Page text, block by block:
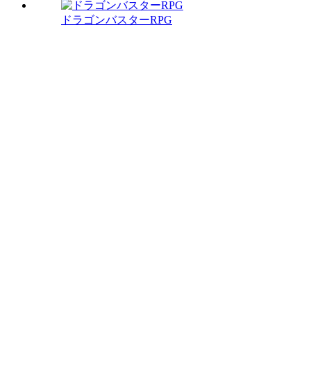
ドラゴンバスターRPG